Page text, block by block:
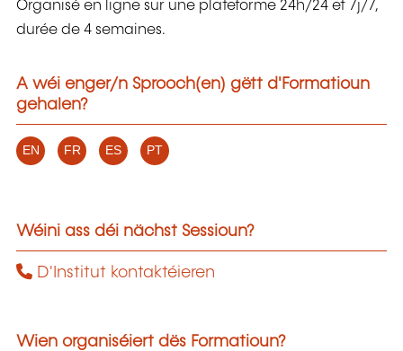
Organisé en ligne sur une plateforme 24h/24 et 7j/7,
durée de 4 semaines.
A wéi enger/n Sprooch(en) gëtt d'Formatioun
gehalen?
EN FR ES PT
Wéini ass déi nächst Sessioun?
D'Institut kontaktéieren
Wien organiséiert dës Formatioun?